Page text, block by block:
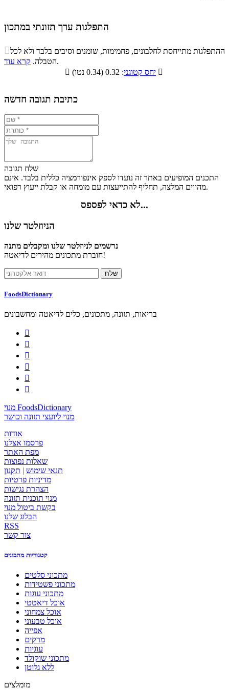
התפלגות ערך תזונתי במתכון
התפלגות ערך תזונתי במתכון
סיבים
תזונתיים
שומנים חלבונים
15.2% 57.4%
ההתפלגות מתייחסת לחלבונים, פחמימות, שומנים וסיבים בלבד ולא לכל
הטבלה. קרא עוד
.

יחס קטוגני 
כתיבת תגובה חדשה
שלח תגובה
התכנים המופיעים באתר זה נועדו לספק אינפורמציה כללית בלבד. אינם
מהווים המלצה, תחליף להתייעצות עם מומחה או קבלת ייעוץ רפואי.
לא כדאי לפספס...
הניוזלטר שלנו
נרשמים לניוזלטר שלנו ומקבלים מתנה
חוברת מתכונים מהירים לדיאטה!
FoodsDictionary
בריאות, תזונה, מתכונים, כלים לדיאטה ומחשבונים






מנוי FoodsDictionary
מנוי ליועצי תזונה וכושר
אודות
פרסמו אצלנו
מפת האתר
שאלות נפוצות
תנאי שימוש | תקנון
מדיניות פרטיות
הצהרת נגישות
מנוי תוכנית תזונה
בקשת ביטול מנוי
הבלוג שלנו
RSS
צור קשר
קטגוריות מתכונים
מתכוני סלטים
מתכוני פשטידות
מתכוני עוגות
אוכל דיאטטי
אוכל צמחוני
אוכל טבעוני
אפייה
מרקים
עוגיות
מתכוני שוקולד
ללא גלוטן
מומלצים